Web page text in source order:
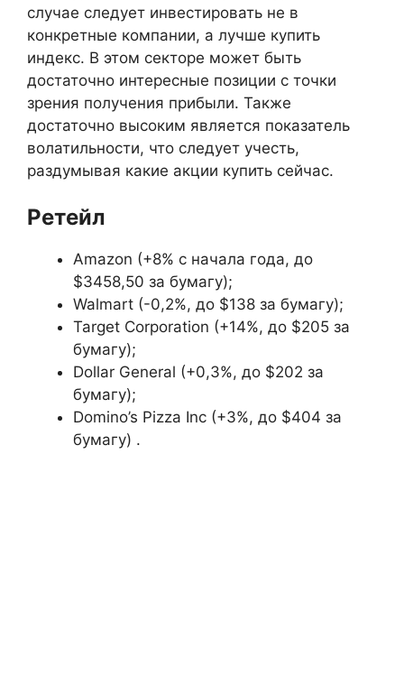
случае следует инвестировать не в
конкретные компании, а лучше купить
индекс. В этом секторе может быть
достаточно интересные позиции с точки
зрения получения прибыли. Также
достаточно высоким является показатель
волатильности, что следует учесть,
раздумывая какие акции купить сейчас.
Ретейл
Amazon (+8% с начала года, до
$3458,50 за бумагу);
Walmart (-0,2%, до $138 за бумагу);
Target Corporation (+14%, до $205 за
бумагу);
Dollar General (+0,3%, до $202 за
бумагу);
Domino’s Pizza Inc (+3%, до $404 за
бумагу) .